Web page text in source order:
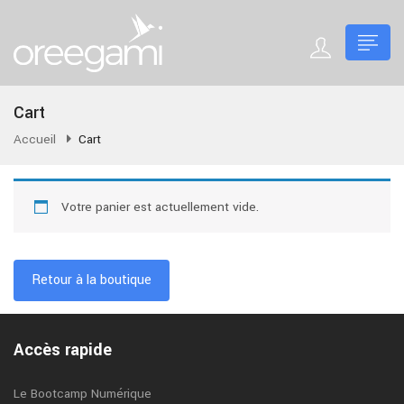
Cart
Accueil Cart
Votre panier est actuellement vide.
Retour à la boutique
Accès rapide
Le Bootcamp Numérique